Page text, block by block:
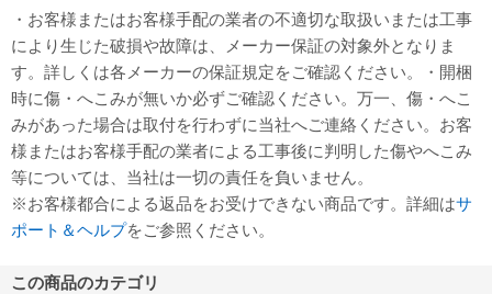
・お客様またはお客様手配の業者の不適切な取扱いまたは工事
により生じた破損や故障は、メーカー保証の対象外となりま
す。詳しくは各メーカーの保証規定をご確認ください。・開梱
時に傷・へこみが無いか必ずご確認ください。万一、傷・へこ
みがあった場合は取付を行わずに当社へご連絡ください。お客
様またはお客様手配の業者による工事後に判明した傷やへこみ
等については、当社は一切の責任を負いません。
※お客様都合による返品をお受けできない商品です。詳細はサ
ポート＆ヘルプをご参照ください。
この商品のカテゴリ